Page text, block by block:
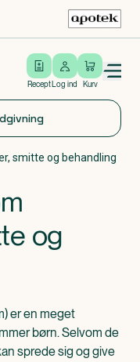
Recept
Log ind
Log ind Kurv
Open/close menu
smitte og behandling
og
er en meget
børn. Selvom de
sprede sig og give